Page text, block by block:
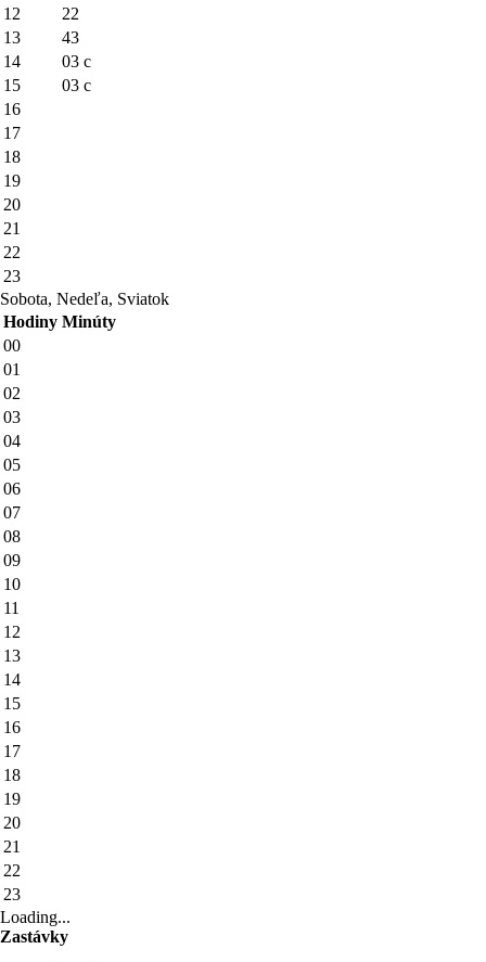
12
22
13
43
14
03 c
15
03 c
16
17
18
19
20
21
22
23
Sobota, Nedeľa, Sviatok
Hodiny Minúty
00
01
02
03
04
05
06
07
08
09
10
11
12
13
14
15
16
17
18
19
20
21
22
23
Loading...
Zastávky